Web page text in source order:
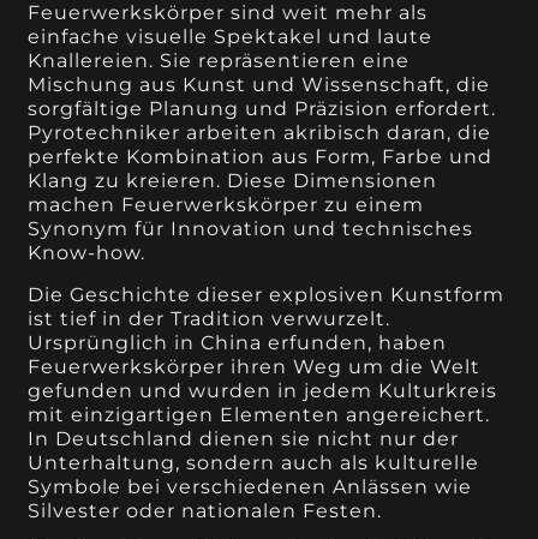
Feuerwerkskörper sind weit mehr als
einfache visuelle Spektakel und laute
Knallereien. Sie repräsentieren eine
Mischung aus Kunst und Wissenschaft, die
sorgfältige Planung und Präzision erfordert.
Pyrotechniker arbeiten akribisch daran, die
perfekte Kombination aus Form, Farbe und
Klang zu kreieren. Diese Dimensionen
machen Feuerwerkskörper zu einem
Synonym für Innovation und technisches
Know-how.
Die Geschichte dieser explosiven Kunstform
ist tief in der Tradition verwurzelt.
Ursprünglich in China erfunden, haben
Feuerwerkskörper ihren Weg um die Welt
gefunden und wurden in jedem Kulturkreis
mit einzigartigen Elementen angereichert.
In Deutschland dienen sie nicht nur der
Unterhaltung, sondern auch als kulturelle
Symbole bei verschiedenen Anlässen wie
Silvester oder nationalen Festen.